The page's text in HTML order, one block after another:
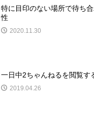
特に目印のない場所で待ち
性
2020.11.30
一日中2ちゃんねるを閲覧す
2019.04.26